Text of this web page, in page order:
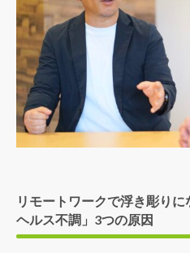
リモートワークで浮き彫り
ヘルス不調」3つの原因